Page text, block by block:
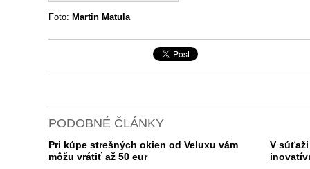
Foto: Martin Matula
PODOBNÉ ČLÁNKY
Pri kúpe strešných okien od Veluxu vám
môžu vrátiť až 50 eur
V